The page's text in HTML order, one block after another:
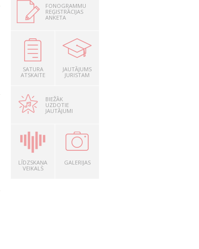
FONOGRAMMU
REĢISTRĀCIJAS
ANKETA
SATURA
ATSKAITE
JAUTĀJUMS
JURISTAM
BIEŽĀK
UZDOTIE
JAUTĀJUMI
LĪDZSKAŅA
VEIKALS
GALERIJAS